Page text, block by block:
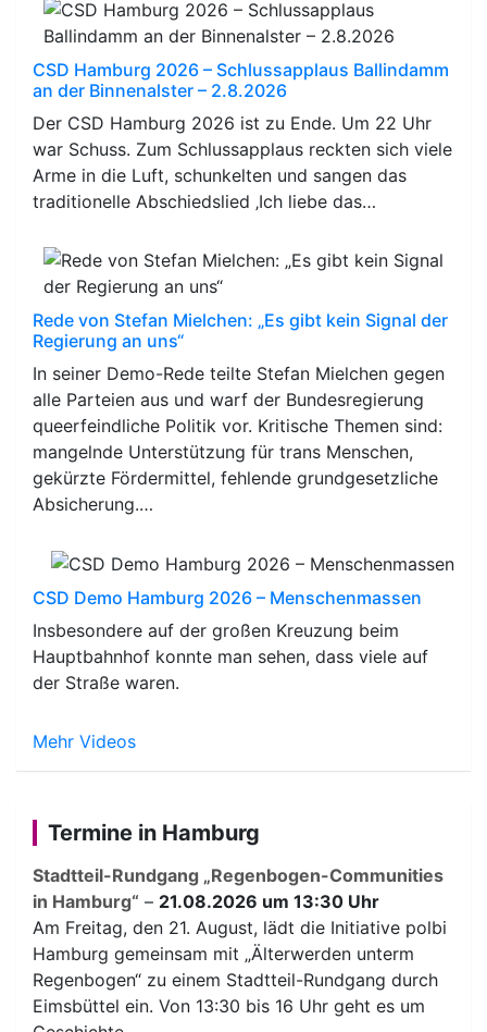
CSD Hamburg 2026 – Schlussapplaus Ballindamm
an der Binnenalster – 2.8.2026
Der CSD Hamburg 2026 ist zu Ende. Um 22 Uhr
war Schuss. Zum Schlussapplaus reckten sich viele
Arme in die Luft, schunkelten und sangen das
traditionelle Abschiedslied ‚Ich liebe das…
Rede von Stefan Mielchen: „Es gibt kein Signal der
Regierung an uns“
In seiner Demo-Rede teilte Stefan Mielchen gegen
alle Parteien aus und warf der Bundesregierung
queerfeindliche Politik vor. Kritische Themen sind:
mangelnde Unterstützung für trans Menschen,
gekürzte Fördermittel, fehlende grundgesetzliche
Absicherung.…
CSD Demo Hamburg 2026 – Menschenmassen
Insbesondere auf der großen Kreuzung beim
Hauptbahnhof konnte man sehen, dass viele auf
der Straße waren.
Mehr Videos
Termine in Hamburg
Stadtteil-Rundgang „Regenbogen-Communities
in Hamburg“ – 21.08.2026 um 13:30 Uhr
Am Freitag, den 21. August, lädt die Initiative polbi
Hamburg gemeinsam mit „Älterwerden unterm
Regenbogen“ zu einem Stadtteil-Rundgang durch
Eimsbüttel ein. Von 13:30 bis 16 Uhr geht es um